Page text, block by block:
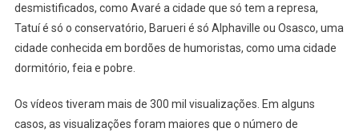
De
desmistificados, como Avaré a cidade que só tem a represa,
Tatuí é só o conservatório, Barueri é só Alphaville ou Osasco, uma
cidade conhecida em bordões de humoristas, como uma cidade
dormitório, feia e pobre.
Os vídeos tiveram mais de 300 mil visualizações. Em alguns
casos, as visualizações foram maiores que o número de